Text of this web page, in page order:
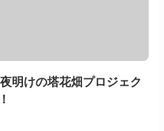
明けの塔花畑プロジェク